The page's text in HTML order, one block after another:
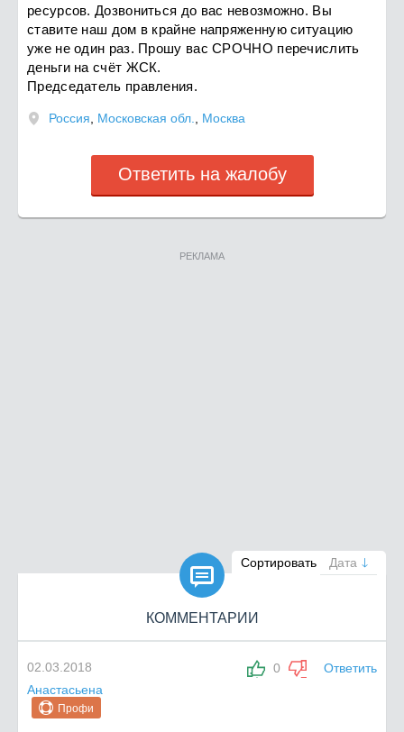
ресурсов. Дозвониться до вас невозможно. Вы
ставите наш дом в крайне напряженную ситуацию
уже не один раз. Прошу вас СРОЧНО перечислить
деньги на счёт ЖСК.
Председатель правления.
Россия Московская обл. Москва
Ответить на жалобу
РЕКЛАМА
Сортировать Дата

КОММЕНТАРИИ
0 Ответить
02.03.2018
Анастасьена
Профи